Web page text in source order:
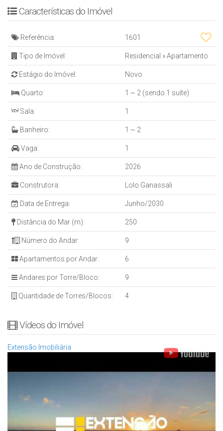
Características do Imóvel
Referência: 1601
Tipo de Imóvel: Residencial »Apartamento
Estágio do Imóvel: Novo
Quarto: 1 ~ 2 (sendo 1 suíte)
Sala: 1
Banheiro: 1 ~ 2
Vaga: 1
Ano de Construção: 2026
Construtora: Lolo Ganassali
Data de Entrega: Junho/2030
Distância do Mar (m): 250
Número do Andar: 9
Apartamentos por Andar: 6
Andares por Torre/Bloco: 9
Quantidade de Torres/Blocos: 4
Vídeos do Imóvel
Extensão Imobiliária